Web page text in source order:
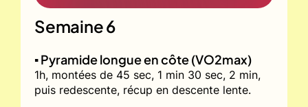
Semaine 6
▪️ Pyramide longue en côte (VO2max)
1h, montées de 45 sec, 1 min 30 sec, 2 min,
puis redescente, récup en descente lente.